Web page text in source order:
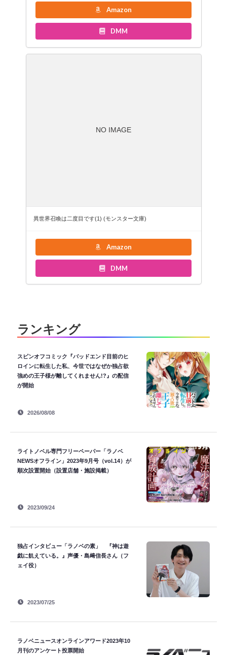
Amazon
DMM
NO IMAGE
異世界召喚は二度目です(1) (モンスター文庫)
Amazon
DMM
ランキング
スピンオフコミック『バッドエンド目前のヒ
ロインに転生した私、今世ではなぜか独占欲
強めの王子様が離してくれません!?』の配信
が開始
2026/08/08
ライトノベル専門フリーペーパー「ラノベ
NEWSオフライン」2023年9月号（vol.14）が
順次設置開始（設置店舗・施設掲載）
2023/09/24
独占インタビュー「ラノベの素」 『神は遊
戯に飢えている。』声優・島﨑信長さん（フ
ェイ役）
2023/07/25
ラノベニュースオンラインアワード2023年10
月刊のアンケート投票開始